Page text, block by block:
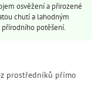
osvěžení a přirozené
chutí a lahodným
potěšení.
prostředníků přímo